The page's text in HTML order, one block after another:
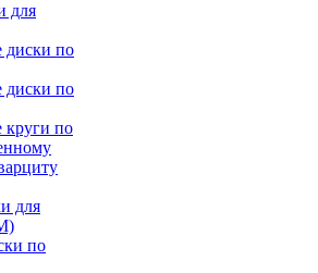
для
диски по
диски по
круги по
для
по